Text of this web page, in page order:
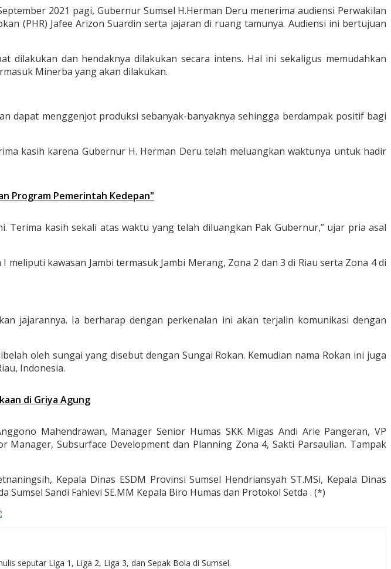
2021 pagi, Gubernur Sumsel H.Herman Deru menerima audiensi Perwakilan
(PHR) Jafee Arizon Suardin serta jajaran di ruang tamunya. Audiensi ini bertujuan
dan hendaknya dilakukan secara intens. Hal ini sekaligus memudahkan
Minerba yang akan dilakukan.
dapat menggenjot produksi sebanyak-banyaknya sehingga berdampak positif bagi
kasih karena Gubernur H. Herman Deru telah meluangkan waktunya untuk hadir
Program Pemerintah Kedepan"
kasih sekali atas waktu yang telah diluangkan Pak Gubernur,” ujar pria asal
kawasan Jambi termasuk Jambi Merang, Zona 2 dan 3 di Riau serta Zona 4 di
jajarannya. Ia berharap dengan perkenalan ini akan terjalin komunikasi dengan
oleh sungai yang disebut dengan Sungai Rokan. Kemudian nama Rokan ini juga
Indonesia.
di Griya Agung
Mahendrawan, Manager Senior Humas SKK Migas Andi Arie Pangeran, VP
Subsurface Development dan Planning Zona 4, Sakti Parsaulian. Tampak
Kepala Dinas ESDM Provinsi Sumsel Hendriansyah ST.MSi, Kepala Dinas
Sumsel Sandi Fahlevi SE.MM Kepala Biro Humas dan Protokol Setda . (*)
seputar Liga 1, Liga 2, Liga 3, dan Sepak Bola di Sumsel.